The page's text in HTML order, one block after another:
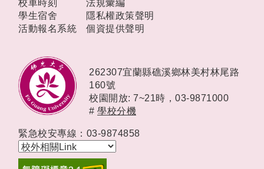
校車時刻
學生宿舍
活動報名系統
法規彙編
隱私權政策聲明
個資提供聲明
262307宜蘭縣礁溪鄉林美村林尾路
160號
校園開放: 7~21時， 03-9871000
# 學校分機
緊急校安專線：03-9874858